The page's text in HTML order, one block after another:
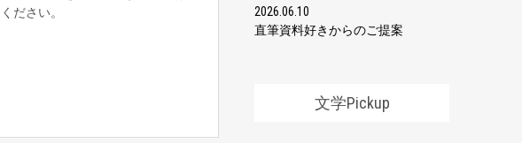
ださい。
2026.06.10
直筆資料好きからのご提案
文学Pickup